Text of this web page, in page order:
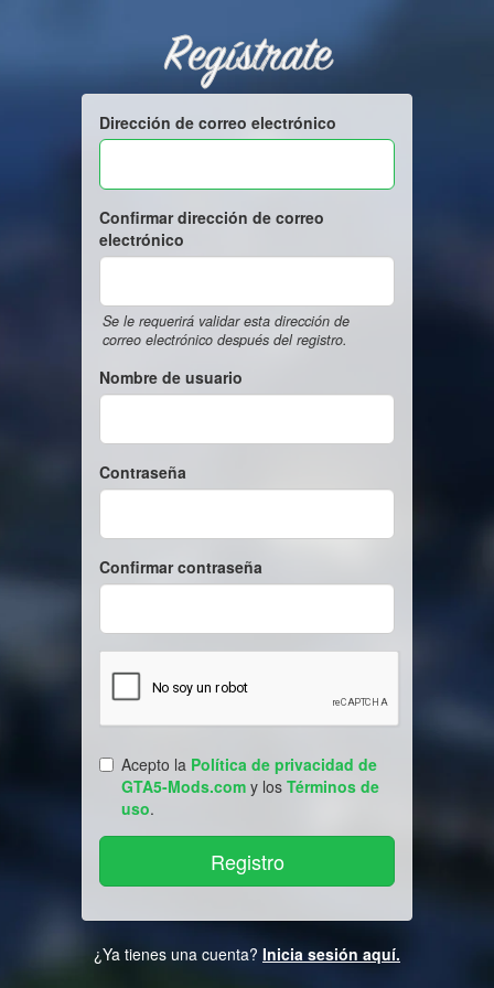
Regístrate
Dirección de correo electrónico
Confirmar dirección de correo
electrónico
Se le requerirá validar esta dirección de
correo electrónico después del registro.
Nombre de usuario
Contraseña
Confirmar contraseña
Acepto la Política de privacidad de
GTA5-Mods.com y los Términos de
uso.
¿Ya tienes una cuenta? Inicia sesión aquí.